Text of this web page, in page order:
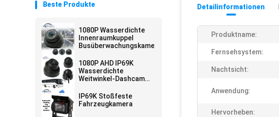
Beste Produkte
1080P Wasserdichte
Innenraumkuppel
Busüberwachungskamera
1080P AHD IP69K
Wasserdichte
Weitwinkel-Dashcam
Dome-Kamera
IP69K Stoßfeste
Fahrzeugkamera
Detailinformationen
Produktname:
Fernsehsystem:
Nachtsicht:
Anwendung:
Hervorheben: